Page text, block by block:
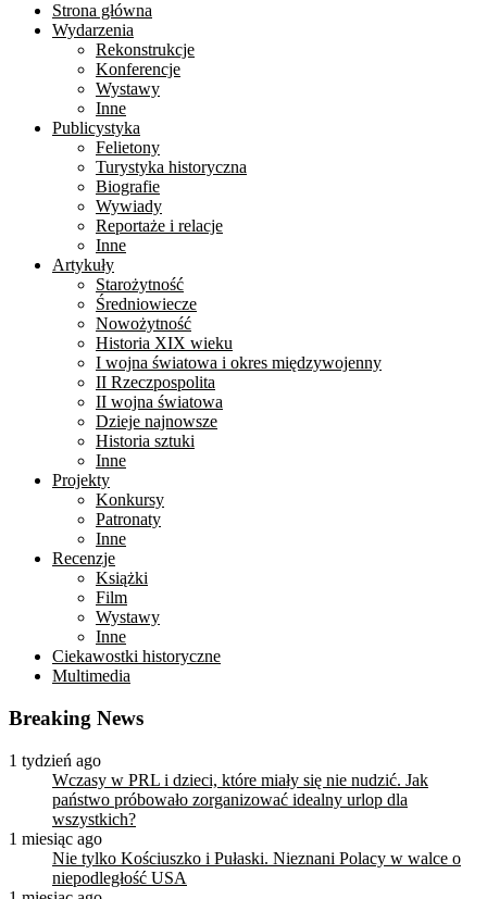
Strona główna
Wydarzenia
Rekonstrukcje
Konferencje
Wystawy
Inne
Publicystyka
Felietony
Turystyka historyczna
Biografie
Wywiady
Reportaże i relacje
Inne
Artykuły
Starożytność
Średniowiecze
Nowożytność
Historia XIX wieku
I wojna światowa i okres międzywojenny
II Rzeczpospolita
II wojna światowa
Dzieje najnowsze
Historia sztuki
Inne
Projekty
Konkursy
Patronaty
Inne
Recenzje
Książki
Film
Wystawy
Inne
Ciekawostki historyczne
Multimedia
Breaking News
1 tydzień ago
Wczasy w PRL i dzieci, które miały się nie nudzić. Jak
państwo próbowało zorganizować idealny urlop dla
wszystkich?
1 miesiąc ago
Nie tylko Kościuszko i Pułaski. Nieznani Polacy w walce o
niepodległość USA